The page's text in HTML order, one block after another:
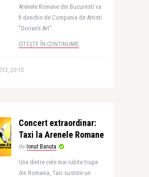
Arenele Romane din Bucuresti va
fi deschis de Compania de Artisti
”Dorian’s Art”.
CITEȘTE ÎN CONTINUARE
20:10
Concert extraordinar:
Taxi la Arenele Romane
de Ionut Banuta
Una dintre cele mai iubite trupe
din Romania, Taxi sustine un